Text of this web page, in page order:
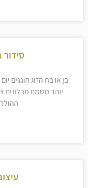
סידור
בן או בת הזוג חוגגים
יותר משמח מבלונים